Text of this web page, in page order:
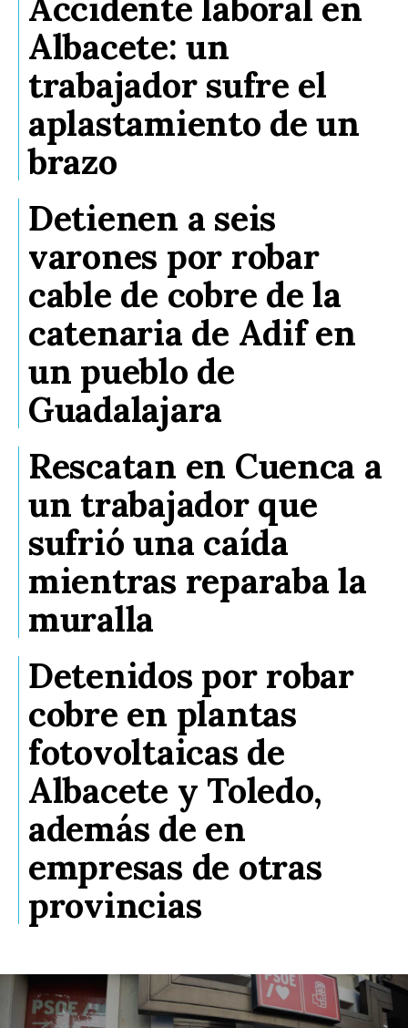
Albacete: un
trabajador sufre el
aplastamiento de un
brazo
Detienen a seis
varones por robar
cable de cobre de la
catenaria de Adif en
un pueblo de
Guadalajara
Rescatan en Cuenca a
un trabajador que
sufrió una caída
mientras reparaba la
muralla
Detenidos por robar
cobre en plantas
fotovoltaicas de
Albacete y Toledo,
además de en
empresas de otras
provincias